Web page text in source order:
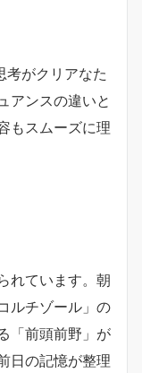
考がクリアなた
アンスの違いと
もスムーズに理
れています。朝
ルチゾール」の
「前頭前野」が
日の記憶が整理